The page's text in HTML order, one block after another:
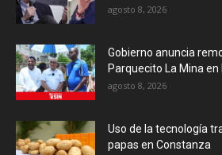
agosto 8, 2026
Gobierno anuncia
Parquecito La Mina en
agosto 8, 2026
Uso de la tecnología
papas en Constanza